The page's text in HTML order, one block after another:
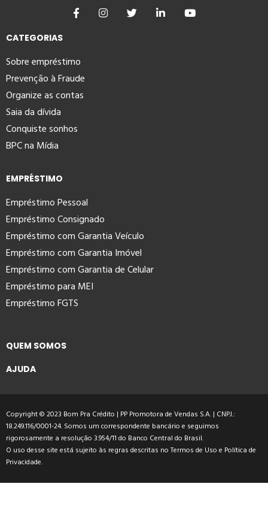
CATEGORIAS
Sobre empréstimo
Prevenção à Fraude
Organize as contas
Saia da dívida
Conquiste sonhos
BPC na Mídia
EMPRÉSTIMO
Empréstimo Pessoal
Empréstimo Consignado
Empréstimo com Garantia Veículo
Empréstimo com Garantia Imóvel
Empréstimo com Garantia de Celular
Empréstimo para MEI
Empréstimo FGTS
QUEM SOMOS
AJUDA
Copyright © 2023 Bom Pra Crédito | PP Promotora de Vendas S.A. | CNPJ.:
18.249.116/0001-24. Somos um correspondente bancário e seguimos
rigorosamente a resolução 3.954/11 do Banco Central do Brasil.
O uso desse site está sujeito às regras descritas noTermos de Uso e Política de
Privacidade.